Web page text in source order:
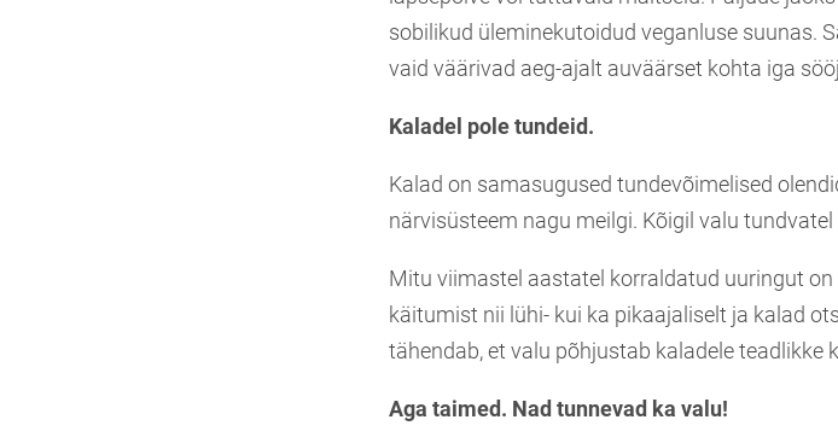
sobilikud üleminekutoidud veganluse suunas.
vaid väärivad aeg-ajalt auväärset kohta iga
Kaladel pole tundeid.
Kalad on samasugused tundevõimelised
närvisüsteem nagu meilgi. Kõigil valu
Mitu viimastel aastatel korraldatud uuringut
käitumist nii lühi- kui ka pikaajaliselt ja kalad
tähendab, et valu põhjustab kaladele teadlikke
Aga taimed. Nad tunnevad ka valu!